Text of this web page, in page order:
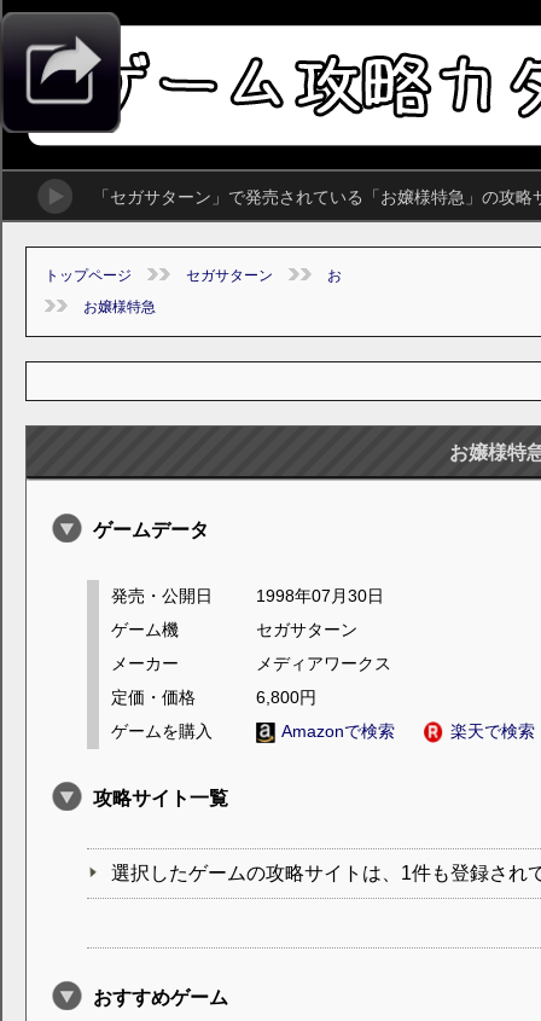
「セガサターン」で発売されている「お嬢様特急」の攻
トップページ セガサターン
お
お嬢様特急
お嬢様特
ゲームデータ
発売・公開日
1998年07月30日
ゲーム機
セガサターン
メーカー
メディアワークス
定価・価格
6,800円
ゲームを購入
Amazonで検索 楽天で検索
攻略サイト一覧
選択したゲームの攻略サイトは、1件も登録され
おすすめゲーム